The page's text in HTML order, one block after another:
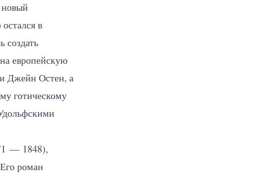
в
создать
европейскую
Джейн Остен, а
готическому
— 1848),
роман